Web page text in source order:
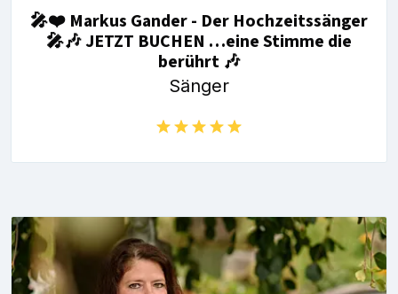
🎤❤️ Markus Gander - Der Hochzeitssänger
🎤🎶 JETZT BUCHEN …eine Stimme die
berührt 🎶
Sänger